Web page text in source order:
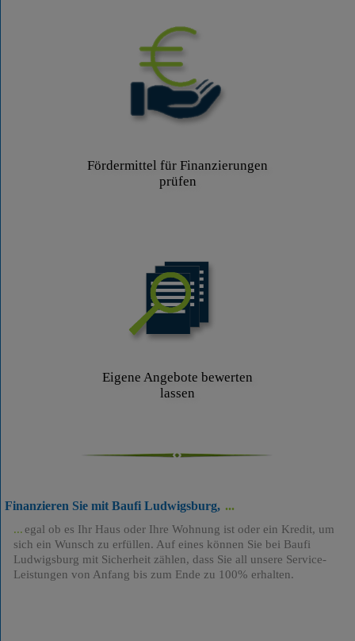
Fördermittel für Finanzierungen
prüfen
Eigene Angebote bewerten
lassen
Finanzieren Sie mit Baufi Ludwigsburg,
egal ob es Ihr Haus oder Ihre Wohnung ist oder ein Kredit, um
sich ein Wunsch zu erfüllen. Auf eines können Sie bei Baufi
Ludwigsburg mit Sicherheit zählen, dass Sie all unsere Service-
Leistungen von Anfang bis zum Ende zu 100% erhalten.